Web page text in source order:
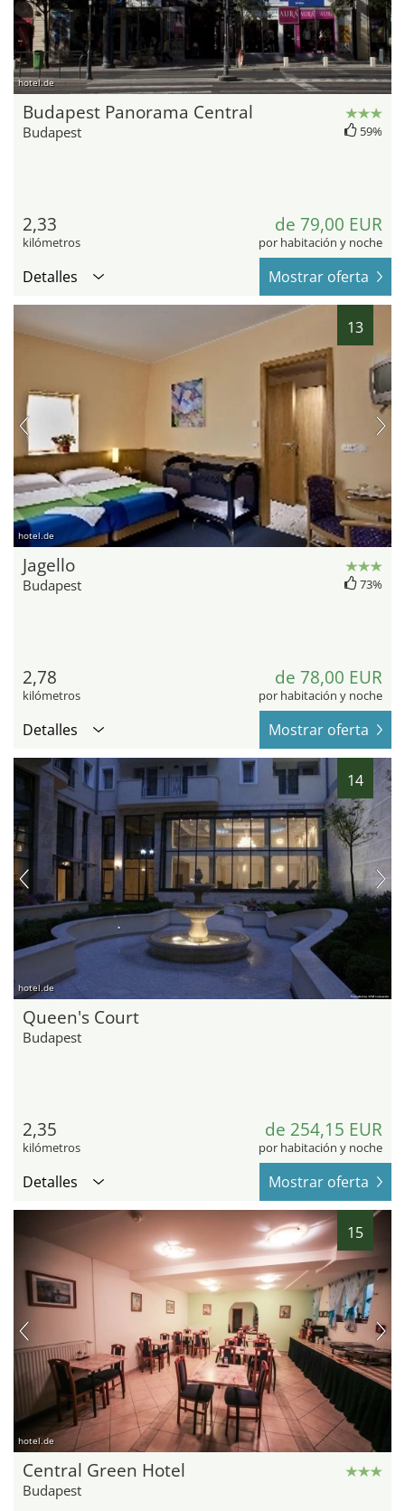
hotel.de
Budapest Panorama Central
Budapest 59%
2,33
kilómetros
de 79,00 EUR
por habitación y noche
Detalles Mostrar oferta
13
hotel.de
Jagello
Budapest 73%
2,78
kilómetros
de 78,00 EUR
por habitación y noche
Detalles Mostrar oferta
14
hotel.de
Queen's Court
Budapest
2,35
kilómetros
de 254,15 EUR
por habitación y noche
Detalles Mostrar oferta
15
hotel.de
Central Green Hotel
Budapest